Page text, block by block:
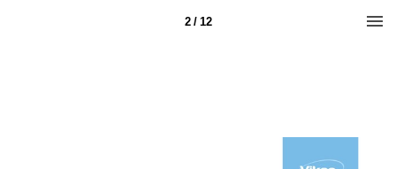
2 / 12